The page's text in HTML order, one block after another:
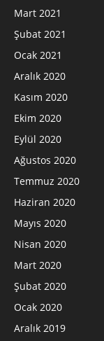
Mart 2021
Şubat 2021
Ocak 2021
Aralık 2020
Kasım 2020
Ekim 2020
Eylül 2020
Ağustos 2020
Temmuz 2020
Haziran 2020
Mayıs 2020
Nisan 2020
Mart 2020
Şubat 2020
Ocak 2020
Aralık 2019